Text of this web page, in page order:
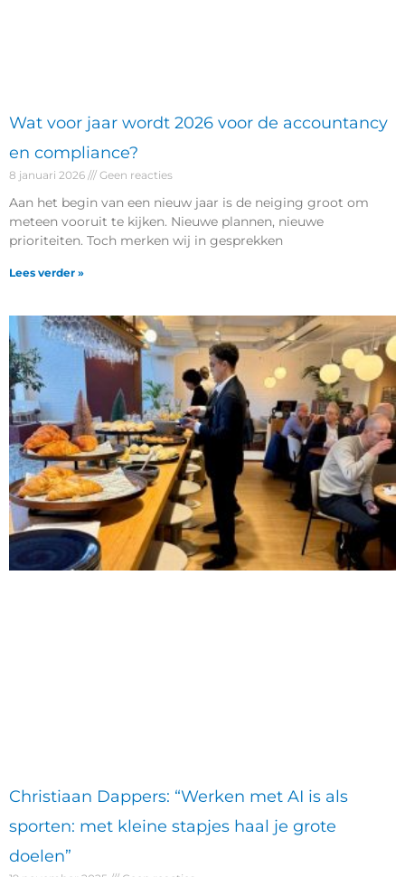
Wat voor jaar wordt 2026 voor de accountancy
en compliance?
8 januari 2026 Geen reacties
Aan het begin van een nieuw jaar is de neiging groot om
meteen vooruit te kijken. Nieuwe plannen, nieuwe
prioriteiten. Toch merken wij in gesprekken
Lees verder »
Christiaan Dappers: “Werken met AI is als
sporten: met kleine stapjes haal je grote
doelen”